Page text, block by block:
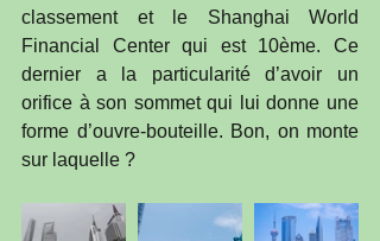
classement et le Shanghai World
Financial Center qui est 10ème. Ce
dernier a la particularité d’avoir un
orifice à son sommet qui lui donne une
forme d’ouvre-bouteille. Bon, on monte
sur laquelle ?